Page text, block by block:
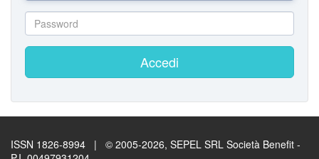
Accedi
ISSN 1826-8994 | © 2005-2026, SEPEL SRL Società Benefit -